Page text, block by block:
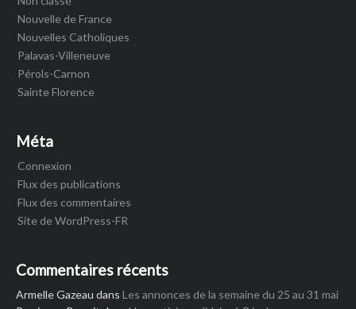
Nouvelle de France
Nouvelles Catholiques
Palavas-Villeneuve
Pérols-Carnon
Sainte Florence
Méta
Connexion
Flux des publications
Flux des commentaires
Site de WordPress-FR
Commentaires récents
Armelle Gazeau dans Les annonces de la semaine du 25 au 31 mai